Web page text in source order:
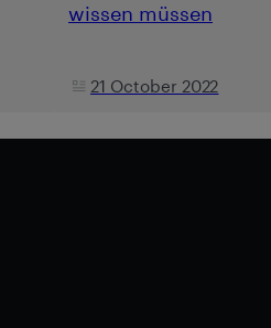
wissen müssen
21 October 2022